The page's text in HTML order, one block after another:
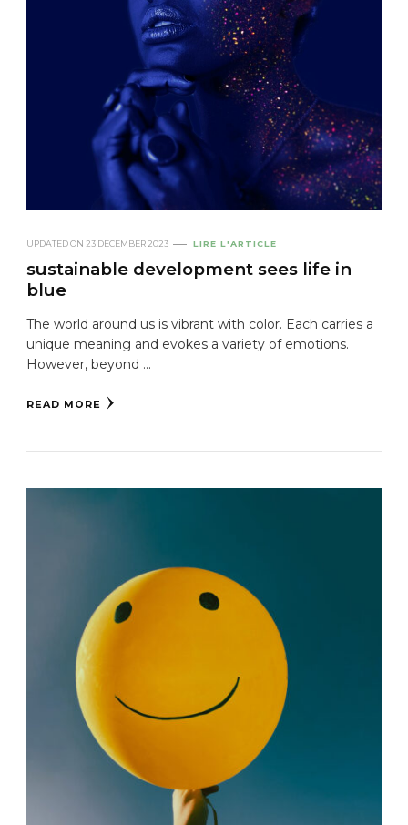
UPDATED ON 23 DECEMBER 2023 LIRE L'ARTICLE
sustainable development sees life in
blue
The world around us is vibrant with color. Each carries a
unique meaning and evokes a variety of emotions.
However, beyond ...
READ MORE